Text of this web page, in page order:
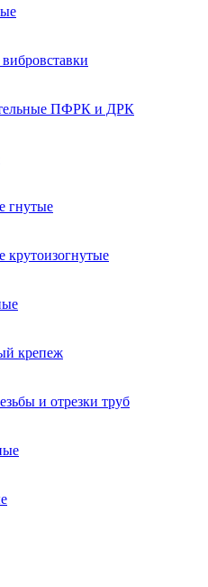
ПФРК и ДРК
гнутые
крутоизогнутые
крепеж
и отрезки труб